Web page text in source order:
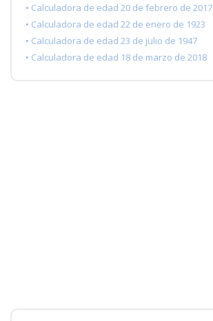
• Calculadora de edad 20 de febrero de 2017
• Calculadora de edad 22 de enero de 1923
• Calculadora de edad 23 de julio de 1947
• Calculadora de edad 18 de marzo de 2018